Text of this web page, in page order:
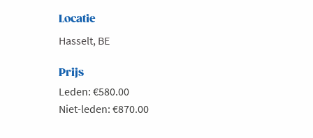
Locatie
Hasselt, BE
Prijs
Leden: €580.00
Niet-leden: €870.00